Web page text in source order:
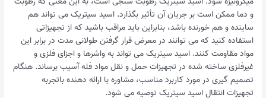
و دما ممکن است بر جریان آن تأثیر بگذارد. اسید سیتریک می تواند هم
ساینده و هم خورنده باشد، بنابراین باید مراقب باشید که از تجهیزاتی
استفاده کنید که می توانند در معرض قرار گرفتن طولانی مدت در برابر این
مواد مقاومت کنند. اسید سیتریک می تواند به واشرها و اجزای فلزی و
غیرفلزی ساخته شده در تجهیزات حمل و نقل مواد فله آسیب برساند. هنگام
تصمیم گیری در مورد کاربرد مناسب، مشاوره با ارائه دهنده باتجربه
تجهیزات انتقال اسید سیتریک توصیه می شود.